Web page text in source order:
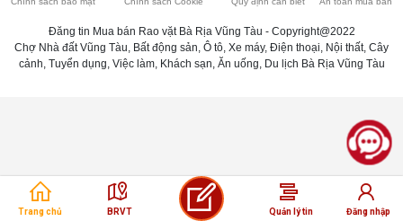
Trang chủ BRVT Quản lý tin Đăng nhập
Đăng tin Mua bán Rao vặt Bà Rịa Vũng Tàu - Copyright@2022
Chợ Nhà đất Vũng Tàu, Bất động sản, Ô tô, Xe máy, Điện thoại, Nội thất, Cây
cảnh, Tuyển dụng, Việc làm, Khách sạn, Ăn uống, Du lịch Bà Rịa Vũng Tàu